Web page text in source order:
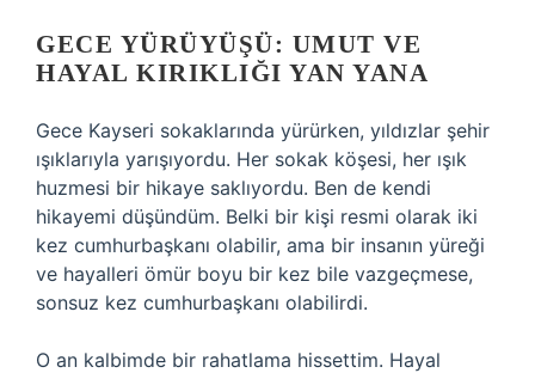
GECE YÜRÜYÜŞÜ: UMUT VE
HAYAL KIRIKLIĞI YAN YANA
Gece Kayseri sokaklarında yürürken, yıldızlar şehir
ışıklarıyla yarışıyordu. Her sokak köşesi, her ışık
huzmesi bir hikaye saklıyordu. Ben de kendi
hikayemi düşündüm. Belki bir kişi resmi olarak iki
kez cumhurbaşkanı olabilir, ama bir insanın yüreği
ve hayalleri ömür boyu bir kez bile vazgeçmese,
sonsuz kez cumhurbaşkanı olabilirdi.
O an kalbimde bir rahatlama hissettim. Hayal